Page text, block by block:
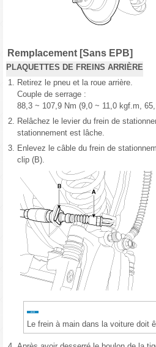
Remplacement [Sans EPB]
PLAQUETTES DE FREINS ARRIÈRE
1. Retirez le pneu et la roue arrière.
Couple de serrage :
88,3 ~ 107,9 Nm (9,0 ~ 11,0 kgf.m,
2. Relâchez le levier du frein de
stationnement est lâche.
3. Enlevez le câble du frein de
clip (B).
Le frein à main dans la voiture doit